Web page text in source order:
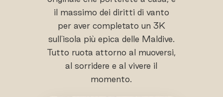
il massimo dei diritti di vanto
per aver completato un 3K
sull'isola più epica delle Maldive.
Tutto ruota attorno al muoversi,
al sorridere e al vivere il
momento.